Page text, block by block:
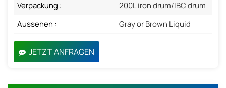
Verpackung :
200L iron drum/IBC drum
Aussehen :
Gray or Brown Liquid
JETZT ANFRAGEN